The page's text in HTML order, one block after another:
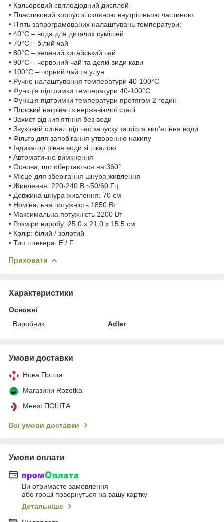
• Кольоровий світлодіодний дисплей
• Пластиковий корпус зі скляною внутрішньою частиною
• П'ять запрограмованих налаштувань температури:
• 40°C – вода для дитячих сумішей
• 70°C – білий чай
• 80°C – зелений китайський чай
• 90°C – червоний чай та деякі види кави
• 100°C – чорний чай та улун
• Ручне налаштування температури 40-100°C
• Функція підтримки температури 40-100°C
• Функція підтримки температури протягом 2 годин
• Плоский нагрівач з нержавіючої сталі
• Захист від кип'ятіння без води
• Звуковий сигнал під час запуску та після кип'ятіння води
• Фільтр для запобігання утворенню накипу
• Індикатор рівня води зі шкалою
• Автоматичне вимкнення
• Основа, що обертається на 360°
• Місце для зберігання шнура живлення
• Живлення: 220-240 В ~50/60 Гц
• Довжина шнура живлення: 70 см
• Номінальна потужність 1850 Вт
• Максимальна потужність 2200 Вт
• Розміри виробу: 25,0 x 21,0 x 15,5 см
• Колір: білий / золотий
• Тип штекера: E / F
Приховати
Характеристики
Основні
Виробник
Adler
Умови доставки
Нова Пошта
Магазини Rozetka
Meest ПОШТА
Всі умови доставки
Умови оплати
Ви отримаєте замовлення
або гроші повернуться на вашу картку
Детальніше